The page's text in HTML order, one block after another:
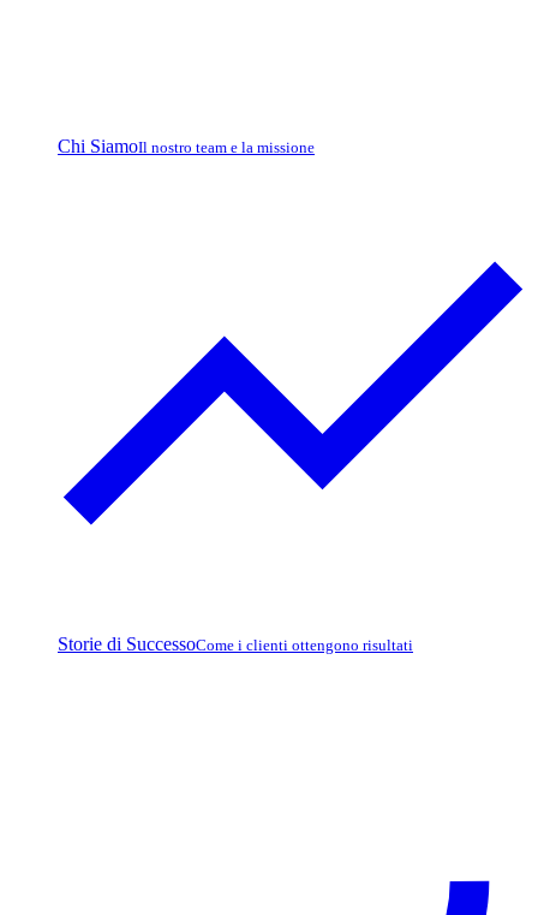
Chi SiamoIl nostro team e la missione
Storie di SuccessoCome i clienti ottengono risultati